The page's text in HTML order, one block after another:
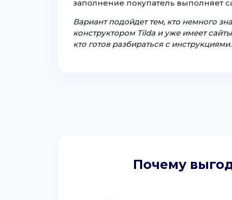
заполнение покупатель выполняет
Вариант подойдет тем, кто немного
конструктором Tilda и уже имеет
кто готов разбираться с инструкциями.
Почему